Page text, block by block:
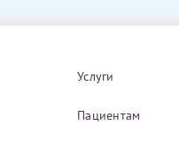
Услуги
Пациентам